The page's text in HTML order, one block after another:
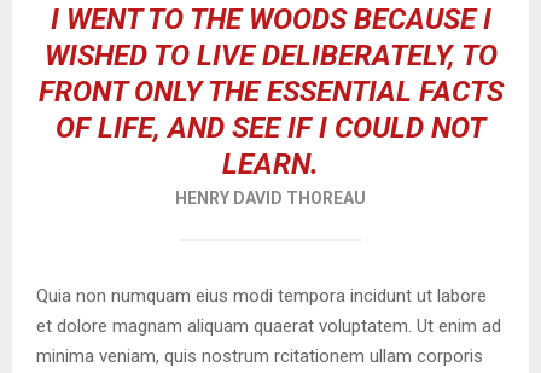
I WENT TO THE WOODS BECAUSE I
WISHED TO LIVE DELIBERATELY, TO
FRONT ONLY THE ESSENTIAL FACTS
OF LIFE, AND SEE IF I COULD NOT
LEARN.
HENRY DAVID THOREAU
Quia non numquam eius modi tempora incidunt ut labore
et dolore magnam aliquam quaerat voluptatem. Ut enim ad
minima veniam, quis nostrum rcitationem ullam corporis